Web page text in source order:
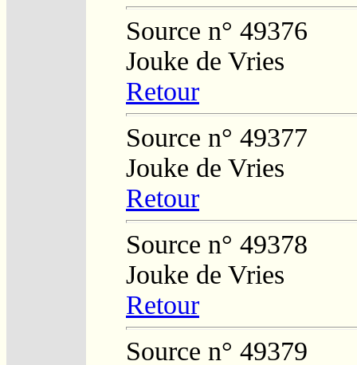
Source n° 49376
Jouke de Vries
Retour
Source n° 49377
Jouke de Vries
Retour
Source n° 49378
Jouke de Vries
Retour
Source n° 49379